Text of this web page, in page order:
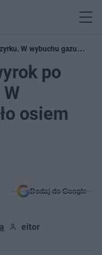
W wybuchu gazu
po
osiem
Dodaj do Google
eitor